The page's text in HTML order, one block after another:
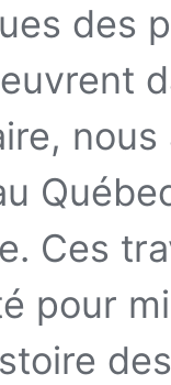
des
Ces
pour